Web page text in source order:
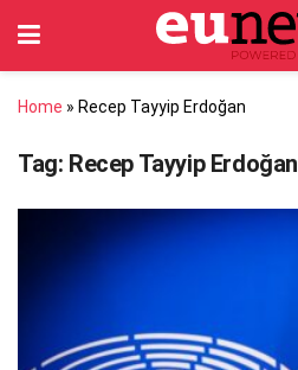
Home » Recep Tayyip Erdoğan
Tag: Recep Tayyip Erdoğan